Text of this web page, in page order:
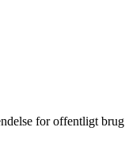
for offentligt brug